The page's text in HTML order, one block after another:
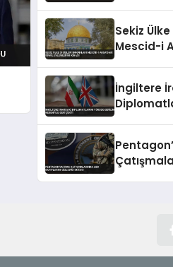
Sekiz
Mescid-i
İngiltere